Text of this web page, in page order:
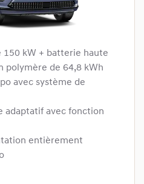
kW + batterie haute
polymère de 64,8 kWh
avec système de
adaptatif avec fonction
entièrement